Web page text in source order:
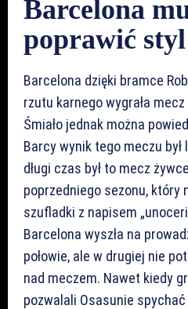
Barcelona
poprawić
Barcelona dzięki bramce
rzutu karnego wygrała
Śmiało jednak można
Barcy wynik tego meczu był
długi czas był to mecz
poprzedniego sezonu, który
szufladki z napisem
Barcelona wyszła na
połowie, ale w drugiej nie
nad meczem. Nawet kiedy
pozwalali Osasunie spychać